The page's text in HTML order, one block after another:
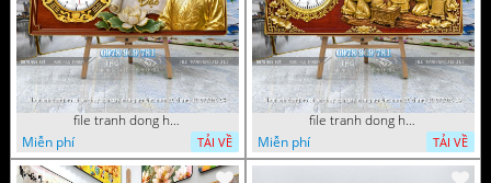
file tranh dong ho tri an thay co ngay nha giao viet nam 20 thang 11 072026 54
Miễn phí
TẢI VỀ
file tranh dong ho tri an thay co ngay nha giao viet nam 20 thang 11 072026 39
Miễn phí
TẢI VỀ